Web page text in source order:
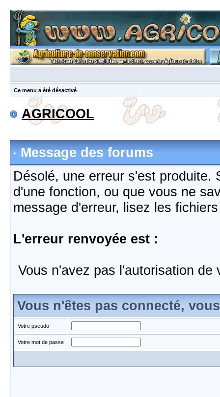
Ce menu a été désactivé
AGRICOOL
Message des forums
Désolé, une erreur s'est produite.
d'une fonction, ou que vous ne
message d'erreur, lisez les
L'erreur renvoyée est :
Vous n'avez pas l'autorisation de
Vous n'êtes pas connecté,
Votre pseudo
Votre mot de passe